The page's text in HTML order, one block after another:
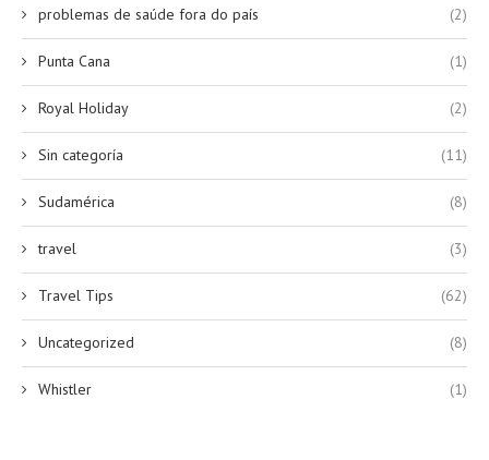
problemas de saúde fora do país (2)
Punta Cana (1)
Royal Holiday (2)
Sin categoría (11)
Sudamérica (8)
travel (3)
Travel Tips (62)
Uncategorized (8)
Whistler (1)